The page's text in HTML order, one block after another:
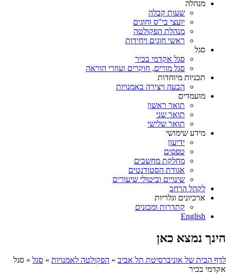
מנהלה
שעות קבלה
יועצי בי"ס וחוגים
מנהלת הפקולטה
ראשי חוגים ויחידות
סגל
סגל אקדמי בכיר
סגל מורים, חוקרים ועוזרי הוראה
תכניות מיוחדות
הבעה ויצירה באמנויות
מועמדים
תואר ראשון
תואר שני
תואר שלישי
מידע שימושי
ידיעון
טפסים
מחלקת מחשבים
אגודת הסטודנטים
שינויים וביטולי שיעורים
לקהל הרחב
ארכיונים וגלריות
קתדרות ומכונים
English
הינך נמצא כאן
לדף הבית של אוניברסיטת תל אביב » הפקולטה לאמנויות » סגל » סגל
אקדמי בכיר